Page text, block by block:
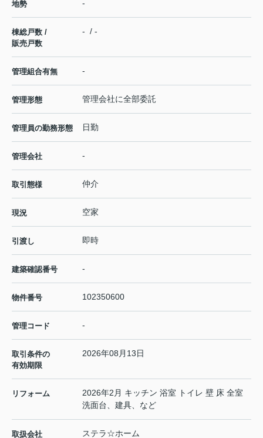
地勢 -
棟総戸数 /
販売戸数
- / -
管理組合有無 -
管理形態 管理会社に全部委託
管理員の勤務形態 日勤
管理会社 -
取引態様 仲介
現況 空家
引渡し 即時
建築確認番号 -
物件番号 102350600
管理コード -
取引条件の
有効期限
2026年08月13日
リフォーム
2026年2月 キッチン 浴室 トイレ 壁 床 全室
洗面台、建具、など
取扱会社 ステラ☆ホーム